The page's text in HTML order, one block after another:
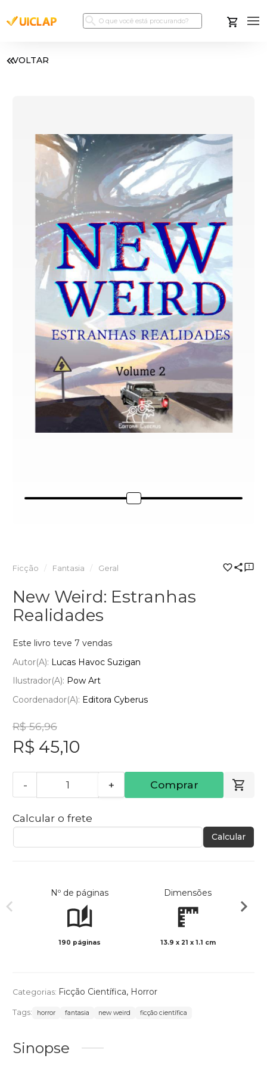
VOLTAR
Ficção Fantasia Geral
New Weird: Estranhas
Realidades
Este livro teve 7 vendas
Autor(a): Lucas Havoc Suzigan
Ilustrador(a): Pow Art
Coordenador(a): Editora Cyberus
R$ 56,96
R$ 45,10
- + Comprar
Calcular o frete
Calcular
Nº de páginas
190 páginas
Dimensões
13.9 x 21 x 1.1 cm
Categorias: Ficção Científica, Horror
Tags: horror fantasia new weird ficção científica
Sinopse